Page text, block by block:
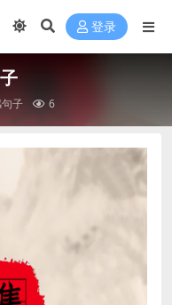
登录
子 6